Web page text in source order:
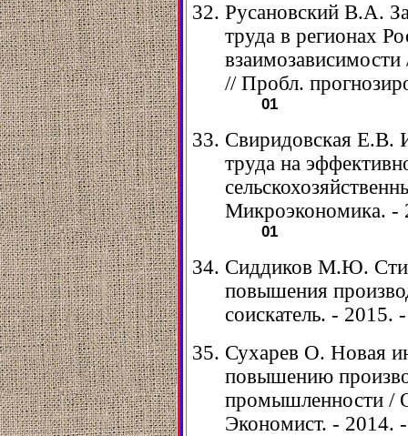
Русановский В.А.
труда в регионах
// Пробл.
01
Свиридовская Е.В.
труда на
Микроэкономика. -
01
Сиддиков М.Ю.
повышения
соискатель. -
Сухарев О. Новая
повышению
промышленности /
Экономист. - 2014.